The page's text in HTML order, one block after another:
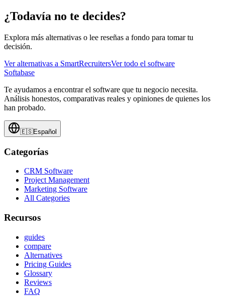
¿Todavía no te decides?
Explora más alternativas o lee reseñas a fondo para tomar tu
decisión.
Ver alternativas a SmartRecruitersVer todo el software
Softabase
Te ayudamos a encontrar el software que tu negocio necesita.
Análisis honestos, comparativas reales y opiniones de quienes los
han probado.
🇪🇸Español
Categorías
CRM Software
Project Management
Marketing Software
All Categories
Recursos
guides
compare
Alternatives
Pricing Guides
Glossary
Reviews
FAQ